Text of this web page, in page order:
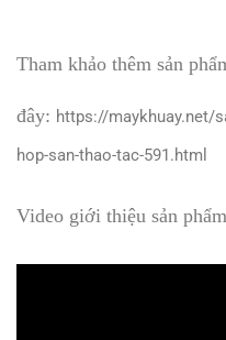
Tham khảo thêm sản
đây: https://maykhuay.net/
hop-san-thao-tac-591.html
Video giới thiệu sản